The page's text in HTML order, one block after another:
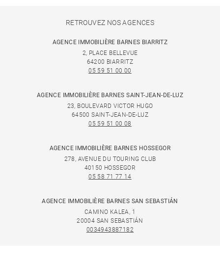
RETROUVEZ NOS AGENCES
AGENCE IMMOBILIÈRE BARNES BIARRITZ
2, PLACE BELLEVUE
64200 BIARRITZ
05 59 51 00 00
AGENCE IMMOBILIÈRE BARNES SAINT-JEAN-DE-LUZ
23, BOULEVARD VICTOR HUGO
64500 SAINT-JEAN-DE-LUZ
05 59 51 00 08
AGENCE IMMOBILIÈRE BARNES HOSSEGOR
278, AVENUE DU TOURING CLUB
40150 HOSSEGOR
05 58 71 77 14
AGENCE IMMOBILIÈRE BARNES SAN SEBASTIÁN
CAMINO KALEA, 1
20004 SAN SEBASTIÁN
0034943887182